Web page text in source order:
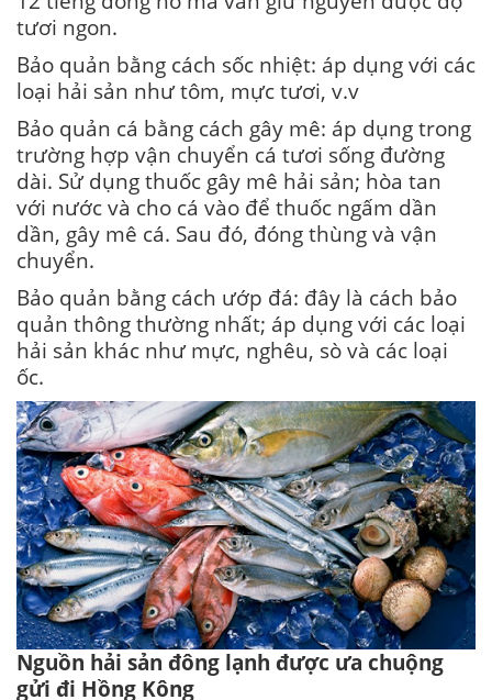
tươi ngon.
Bảo quản bằng cách sốc nhiệt: áp dụng với các
loại hải sản như tôm, mực tươi, v.v
Bảo quản cá bằng cách gây mê: áp dụng trong
trường hợp vận chuyển cá tươi sống đường
dài. Sử dụng thuốc gây mê hải sản; hòa tan
với nước và cho cá vào để thuốc ngấm dần
dần, gây mê cá. Sau đó, đóng thùng và vận
chuyển.
Bảo quản bằng cách ướp đá: đây là cách bảo
quản thông thường nhất; áp dụng với các loại
hải sản khác như mực, nghêu, sò và các loại
ốc.
Nguồn hải sản đông lạnh được ưa chuộng
gửi đi Hồng Kông